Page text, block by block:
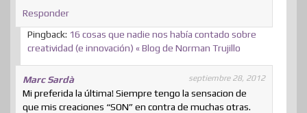
Responder
Pingback: 16 cosas que nadie nos había contado sobre
creatividad (e innovación) « Blog de Norman Trujillo
Marc Sardà septiembre 28, 2012
Mi preferida la última! Siempre tengo la sensacion de
que mis creaciones “SON” en contra de muchas otras.